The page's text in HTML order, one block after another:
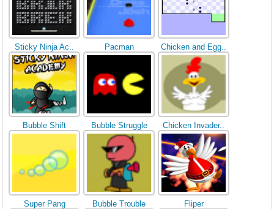
Sticky Ninja Ac.. Pacman Chicken and Egg..
Bubble Shift Bubble Struggle Chicken Invader..
Super Pang Bubble Trouble Fliper